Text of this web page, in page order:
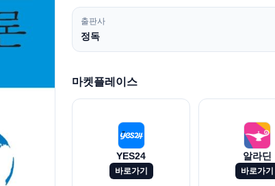
출판사
정독
마켓플레이스
YES24
바로가기
알라딘
바로가기